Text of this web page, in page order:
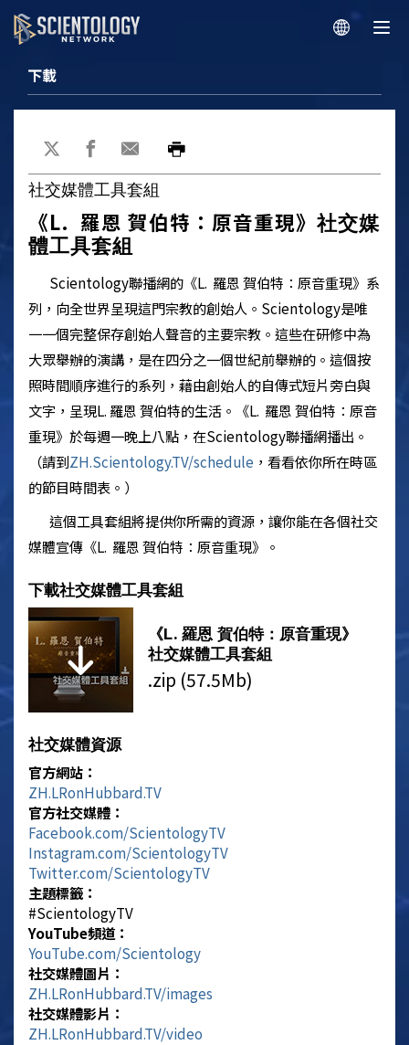
下載
社交媒體工具套組
《L. 羅恩 賀伯特：原音重現》 社交媒
體工具套組
Scientology聯播網的 《L. 羅恩 賀伯特：原音重現》 系
列，向全世界呈現這門宗教的創始人。 Scientology是唯
一一個完整保存創始人聲音的主要宗教。這些在研修中為
大眾舉辦的演講，是在四分之一個世紀前舉辦的。這個按
照時間順序進行的系列，藉由創始人的自傳式短片旁白與
文字，呈現L. 羅恩 賀伯特的生活。 《L. 羅恩 賀伯特：原音
重現》 於每週一晚上八點，在Scientology聯播網播出。
（請到ZH.Scientology.TV/schedule ，看看依你所在時區
的節目時間表。）
這個工具套組將提供你所需的資源，讓你能在各個社交
媒體宣傳 《L. 羅恩 賀伯特：原音重現》 。
下載社交媒體工具套組
《L. 羅恩 賀伯特：原音重現》
社交媒體工具套組
.zip (57.5Mb)
社交媒體資源
官方網站：
ZH.LRonHubbard.TV
官方社交媒體：
Facebook.com/ScientologyTV
Instagram.com/ScientologyTV
Twitter.com/ScientologyTV
主題標籤：
‎#ScientologyTV
YouTube頻道：
YouTube.com/Scientology
社交媒體圖片：
ZH.LRonHubbard.TV/images
社交媒體影片：
ZH.LRonHubbard.TV/video